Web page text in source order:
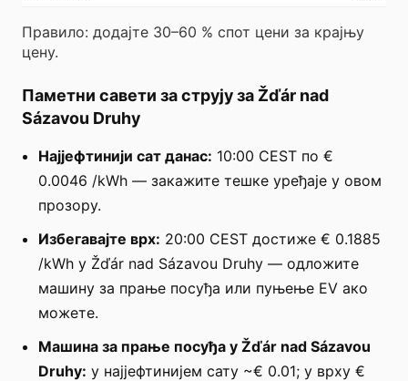
Правило: додајте 30–60 % спот цени за крајњу
цену.
Паметни савети за струју за Žďár nad
Sázavou Druhy
Најјефтинији сат данас: 10:00 CEST по €
0.0046 /kWh — закажите тешке уређаје у овом
прозору.
Избегавајте врх: 20:00 CEST достиже € 0.1885
/kWh у Žďár nad Sázavou Druhy — одложите
машину за прање посуђа или пуњење EV ако
можете.
Машина за прање посуђа у Žďár nad Sázavou
Druhy: у најјефтинијем сату ~€ 0.01; у врху €